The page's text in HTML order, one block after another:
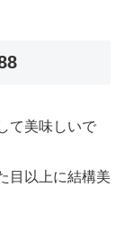
て美味しいで
目以上に結構美